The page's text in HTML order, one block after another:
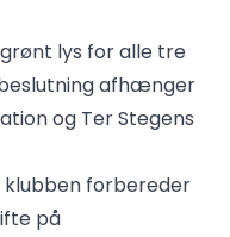
lys for alle tre
afhænger
og Ter Stegens
klubben forbereder
på